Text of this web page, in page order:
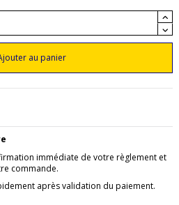
au panier
immédiate de votre règlement et
commande.
après validation du paiement.